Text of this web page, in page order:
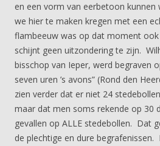
en een vorm van eerbetoon
we hier te maken kregen met een
flambeeuw was op dat moment
schijnt geen uitzondering te zijn.
bisschop van Ieper, werd begraven
seven uren ’s avons” (Rond den
zien verder dat er niet 24
maar dat men soms rekende op 30
gevallen op ALLE stedebollen. Dat
de plechtige en dure begrafenissen.